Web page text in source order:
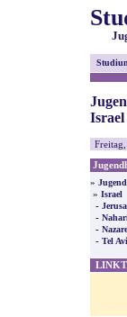
Israel
»
» Israel
-
-
-
- Tel